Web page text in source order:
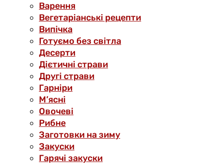
Варення
Вегетаріанські рецепти
Випічка
Готуємо без світла
Десерти
Дієтичні страви
Другі страви
Гарніри
М’ясні
Овочеві
Рибне
Заготовки на зиму
Закуски
Гарячі закуски